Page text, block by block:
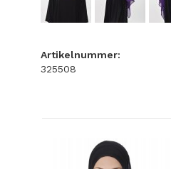
Artikelnummer:
325508